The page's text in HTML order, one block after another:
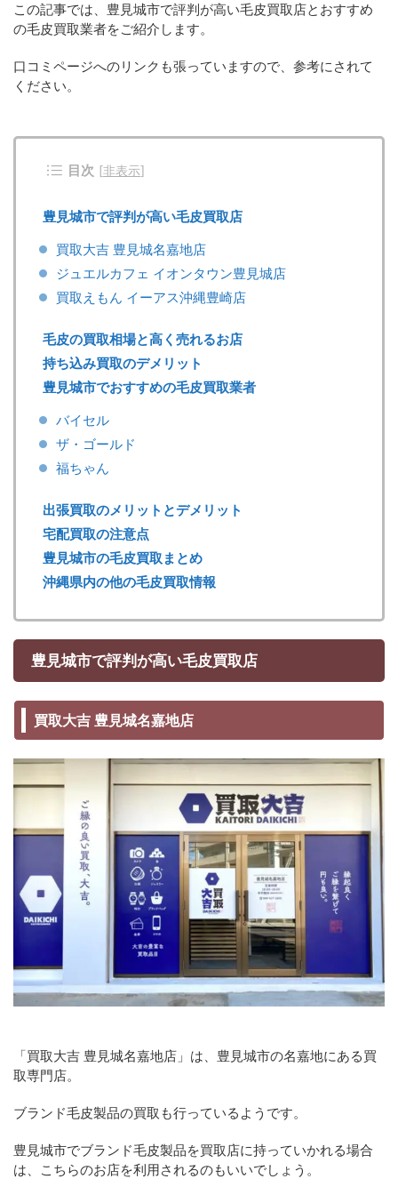
この記事では、豊見城市で評判が高い毛皮買取店とおすすめ
の毛皮買取業者をご紹介します。
口コミページへのリンクも張っていますので、参考にされて
ください。
目次 [非表示]
豊見城市で評判が高い毛皮買取店
買取大吉 豊見城名嘉地店
ジュエルカフェ イオンタウン豊見城店
買取えもん イーアス沖縄豊崎店
毛皮の買取相場と高く売れるお店
持ち込み買取のデメリット
豊見城市でおすすめの毛皮買取業者
バイセル
ザ・ゴールド
福ちゃん
出張買取のメリットとデメリット
宅配買取の注意点
豊見城市の毛皮買取まとめ
沖縄県内の他の毛皮買取情報
豊見城市で評判が高い毛皮買取店
買取大吉 豊見城名嘉地店
「買取大吉 豊見城名嘉地店」は、豊見城市の名嘉地にある買
取専門店。
ブランド毛皮製品の買取も行っているようです。
豊見城市でブランド毛皮製品を買取店に持っていかれる場合
は、こちらのお店を利用されるのもいいでしょう。